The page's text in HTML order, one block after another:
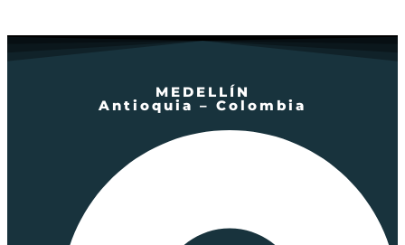
MEDELLÍN
Antioquia – Colombia